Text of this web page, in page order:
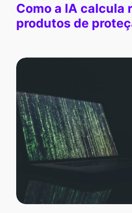
Como a IA calcula
produtos de